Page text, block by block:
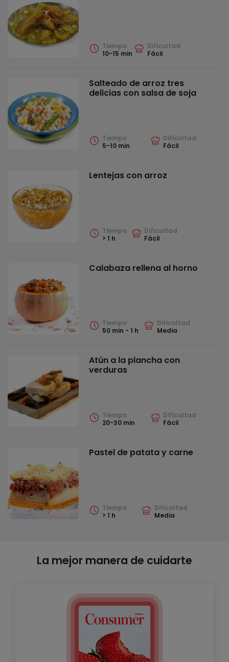
Tiempo
10-15 min
Dificultad
Fácil
Salteado de arroz tres
delicias con salsa de soja
Tiempo
5-10 min
Dificultad
Fácil
Lentejas con arroz
Tiempo
> 1 h
Dificultad
Fácil
Calabaza rellena al horno
Tiempo
50 min - 1 h
Dificultad
Media
Atún a la plancha con
verduras
Tiempo
20-30 min
Dificultad
Fácil
Pastel de patata y carne
Tiempo
> 1 h
Dificultad
Media
La mejor manera de cuidarte